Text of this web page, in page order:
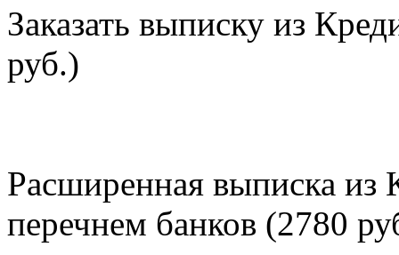
Заказать выписку из
руб.)
Расширенная выписка из
перечнем банков (2780